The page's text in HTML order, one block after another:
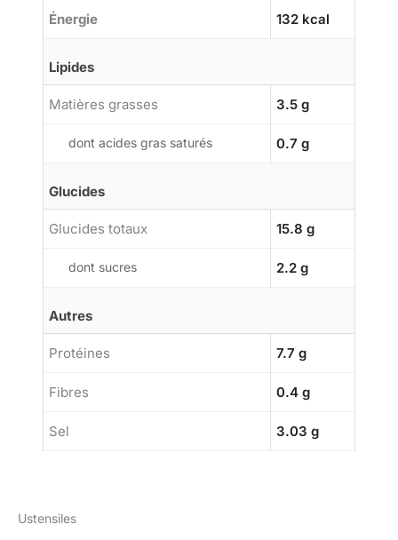
Énergie 132 kcal
Lipides
Matières grasses 3.5 g
dont acides gras saturés 0.7 g
Glucides
Glucides totaux 15.8 g
dont sucres 2.2 g
Autres
Protéines 7.7 g
Fibres 0.4 g
Sel 3.03 g
Ustensiles